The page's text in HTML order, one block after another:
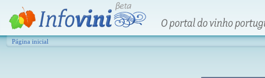
Página inicial